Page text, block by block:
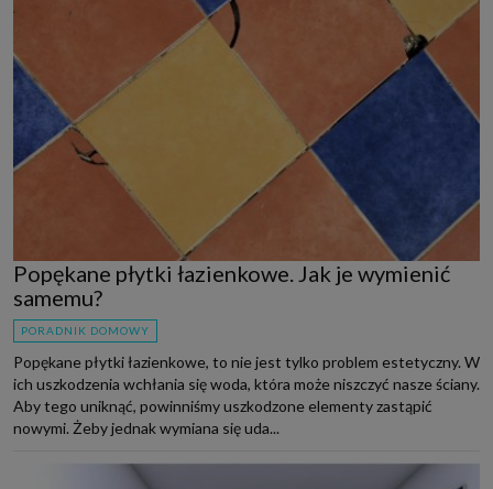
Popękane płytki łazienkowe. Jak je wymienić
samemu?
PORADNIK DOMOWY
Popękane płytki łazienkowe, to nie jest tylko problem estetyczny. W
ich uszkodzenia wchłania się woda, która może niszczyć nasze ściany.
Aby tego uniknąć, powinniśmy uszkodzone elementy zastąpić
nowymi. Żeby jednak wymiana się uda...